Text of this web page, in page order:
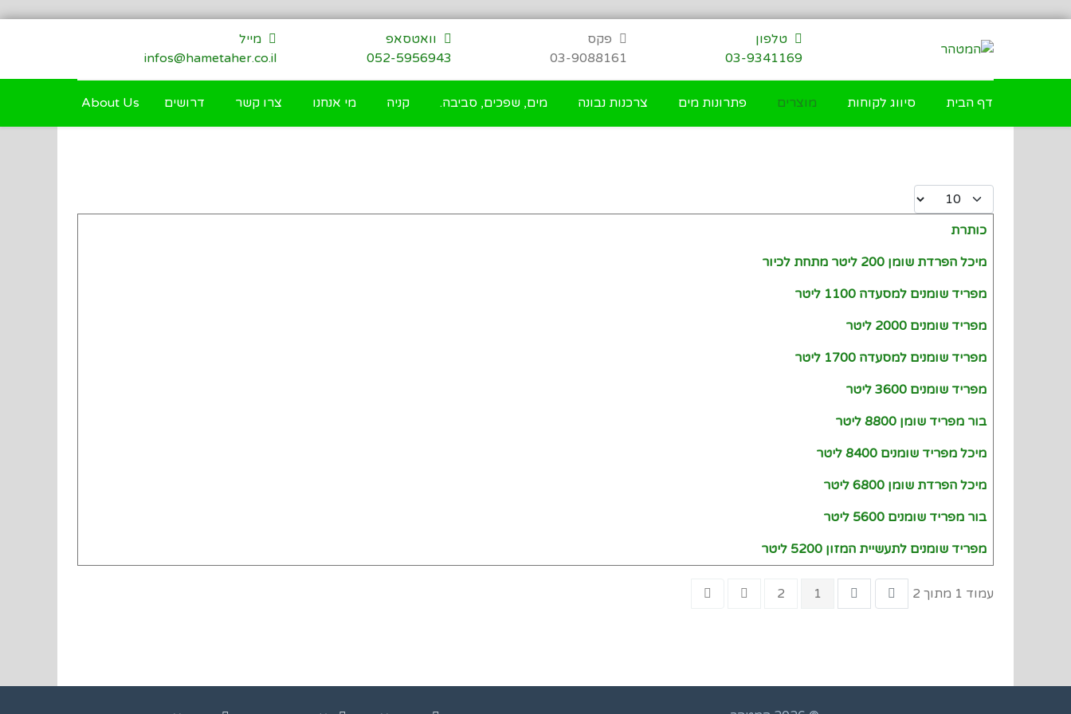
דילוג
טלפון
03-9341169
פקס
03-9088161
וואטסאפ
052-5956943
מייל
infos@hametaher.co.il
דף הבית סיווג לקוחות מוצרים פתרונות מים צרכנות נבונה מים, שפכים, סביבה. קניה מי אנחנו צרו קשר דרושים About Us
Display #
Articles
כותרת
מיכל הפרדת שומן 200 ליטר מתחת לכיור
מפריד שומנים למסעדה 1100 ליטר
מפריד שומנים 2000 ליטר
מפריד שומנים למסעדה 1700 ליטר
מפריד שומנים 3600 ליטר
בור מפריד שומן 8800 ליטר
מיכל מפריד שומנים 8400 ליטר
מיכל הפרדת שומן 6800 ליטר
בור מפריד שומנים 5600 ליטר
מפריד שומנים לתעשיית המזון 5200 ליטר
עמוד 1 מתוך 2 1
2